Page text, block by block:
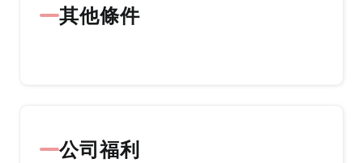
其他條件
公司福利